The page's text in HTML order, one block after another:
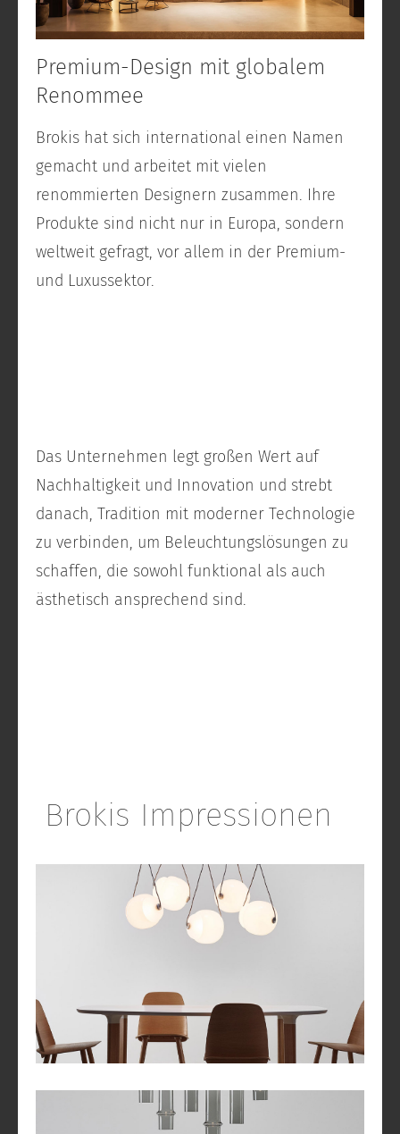
Premium-Design mit globalem
Renommee
Brokis hat sich international einen Namen
gemacht und arbeitet mit vielen
renommierten Designern zusammen. Ihre
Produkte sind nicht nur in Europa, sondern
weltweit gefragt, vor allem in der Premium-
und Luxussektor.
Das Unternehmen legt großen Wert auf
Nachhaltigkeit und Innovation und strebt
danach, Tradition mit moderner Technologie
zu verbinden, um Beleuchtungslösungen zu
schaffen, die sowohl funktional als auch
ästhetisch ansprechend sind.
Brokis Impressionen